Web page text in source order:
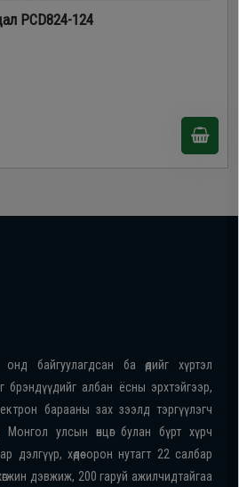
PCD824-124
байгуулагдсан ба өдийг хүртэл
брэндүүдийг албан ёсны эрхтэйгээр,
барааны зах зээлд тэргүүлэгч
улсын өнцөг булан бүрт хүрч
дэлгүүр, хөдөө орон нутагт 22 салбар
дэвжиж, 200 гаруй ажилчидтайгаа